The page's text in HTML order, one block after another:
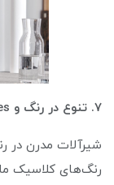
۷. تنوع در رنگ و finishes
رنگ‌های کلاسیک